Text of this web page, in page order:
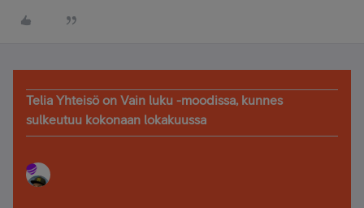
Telia Yhteisö on Vain luku -moodissa, kunnes
sulkeutuu kokonaan lokakuussa